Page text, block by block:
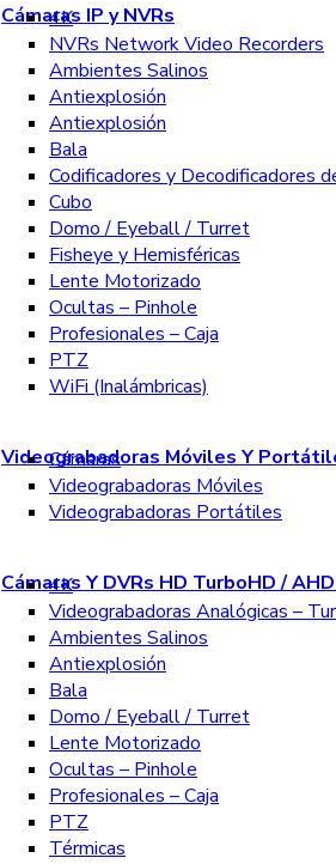
Cámaras IP y NVRs
4K
NVRs Network Video Recorders
Ambientes Salinos
Antiexplosión
Antiexplosión
Bala
Codificadores y Decodificadores
Cubo
Domo / Eyeball / Turret
Fisheye y Hemisféricas
Lente Motorizado
Ocultas – Pinhole
Profesionales – Caja
PTZ
WiFi (Inalámbricas)
Videograbadoras Móviles Y
Cámaras
Videograbadoras Móviles
Videograbadoras Portátiles
Cámaras Y DVRs HD TurboHD /
4K
Videograbadoras Analógicas –
Ambientes Salinos
Antiexplosión
Bala
Domo / Eyeball / Turret
Lente Motorizado
Ocultas – Pinhole
Profesionales – Caja
PTZ
Térmicas